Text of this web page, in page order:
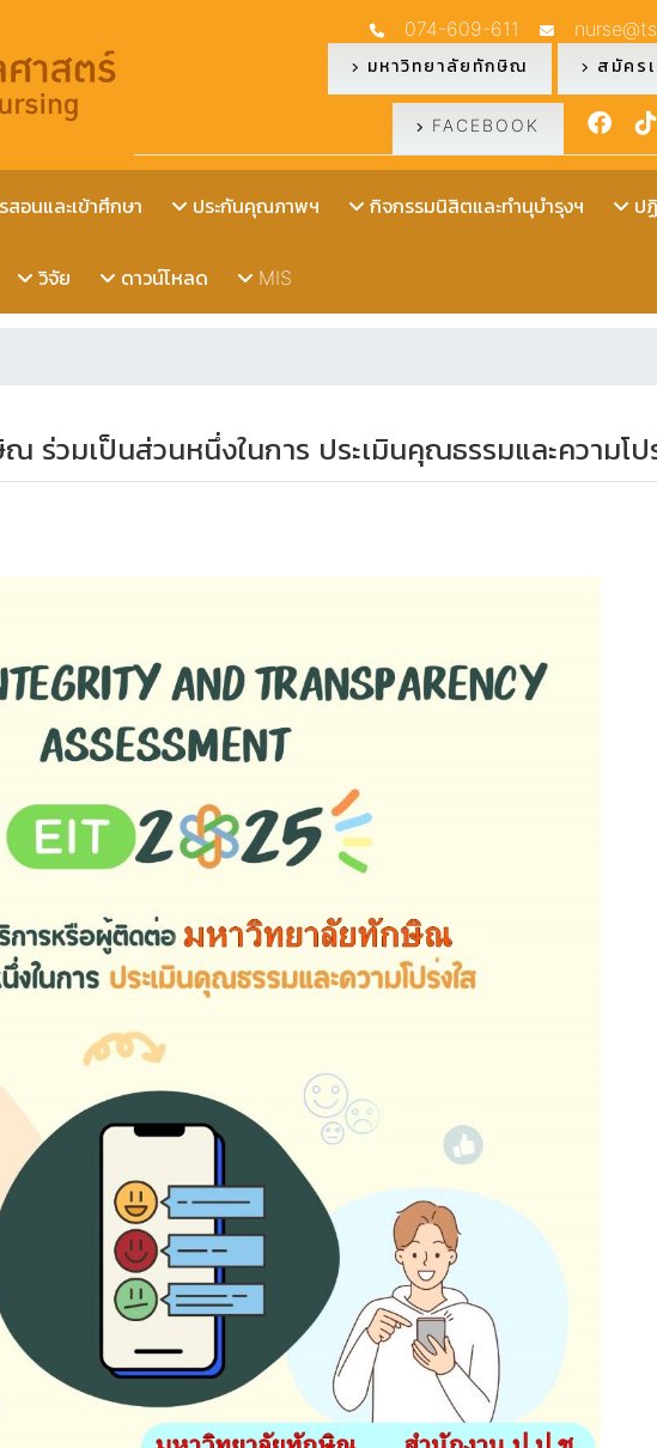
074-609-611
มหาวิทยาลัยทักษิณ สมัคร
FACEBOOK
อนและเข้าศึกษา ประกันคุณภาพฯ กิจกรรมนิสิตและทำนุบำรุงฯ ป
วิจัย ดาวน์โหลด MIS
วมเป็นส่วนหนึ่งในการ ประเมินคุณธรรมและความโป